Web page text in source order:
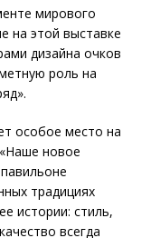
мирового
на этой выставке
дизайна очков
роль на
особое место на
новое
традициях
истории: стиль,
всегда